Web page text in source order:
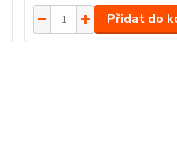
Přidat do